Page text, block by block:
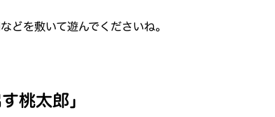
どを敷いて遊んでくださいね。
桃太郎」